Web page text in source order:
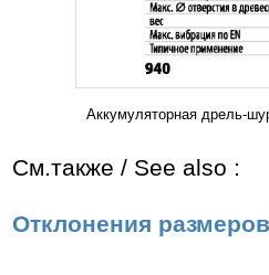
Аккумуляторная дрель-
См.также / See also :
Отклонения размеров